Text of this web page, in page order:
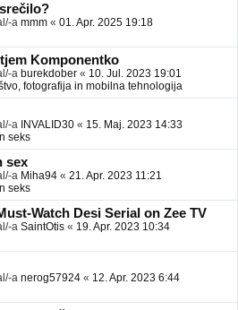
a mmm « 01. Apr. 2025 19:18
Komponentko
a burekdober « 10. Jul. 2023 19:01
fotografija in mobilna tehnologija
a INVALID30 « 15. Maj. 2023 14:33
seks
sex
a Miha94 « 21. Apr. 2023 11:21
seks
Watch Desi Serial on Zee TV
a SaintOtis « 19. Apr. 2023 10:34
a nerog57924 « 12. Apr. 2023 6:44